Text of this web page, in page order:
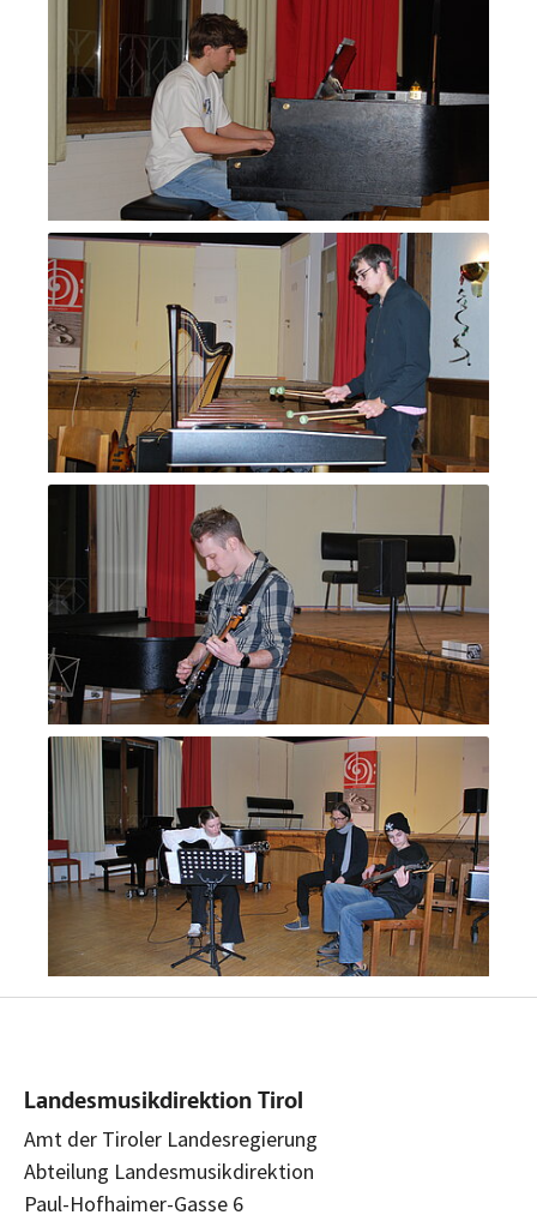
Landesmusikdirektion Tirol
Amt der Tiroler Landesregierung
Abteilung Landesmusikdirektion
Paul-Hofhaimer-Gasse 6